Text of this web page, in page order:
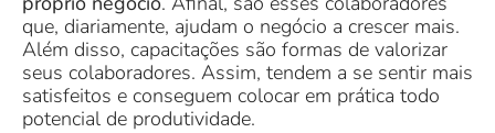
que, diariamente, ajudam o negócio a crescer mais.
Além disso, capacitações são formas de valorizar
seus colaboradores. Assim, tendem a se sentir mais
satisfeitos e conseguem colocar em prática todo
potencial de produtividade.